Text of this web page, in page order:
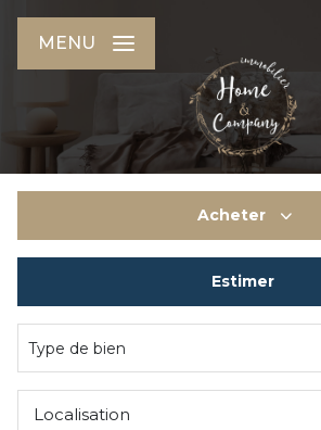
MENU
Acheter
Du neuf
Estimer
Type de bien
Localisation